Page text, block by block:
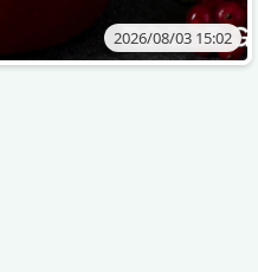
2026/08/03 15:02